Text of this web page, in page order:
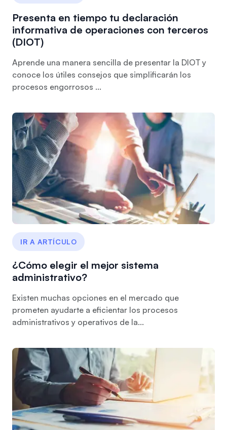
Presenta en tiempo tu declaración
informativa de operaciones con terceros
(DIOT)
Aprende una manera sencilla de presentar la DIOT y
conoce los útiles consejos que simplificarán los
procesos engorrosos ...
IR A ARTÍCULO
¿Cómo elegir el mejor sistema
administrativo?
Existen muchas opciones en el mercado que
prometen ayudarte a eficientar los procesos
administrativos y operativos de la...